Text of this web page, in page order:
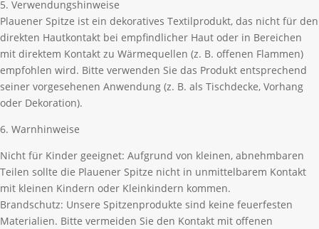
5. Verwendungshinweise
Plauener Spitze ist ein dekoratives Textilprodukt, das nicht für den
direkten Hautkontakt bei empfindlicher Haut oder in Bereichen
mit direktem Kontakt zu Wärmequellen (z. B. offenen Flammen)
empfohlen wird. Bitte verwenden Sie das Produkt entsprechend
seiner vorgesehenen Anwendung (z. B. als Tischdecke, Vorhang
oder Dekoration).
6. Warnhinweise
Nicht für Kinder geeignet: Aufgrund von kleinen, abnehmbaren
Teilen sollte die Plauener Spitze nicht in unmittelbarem Kontakt
mit kleinen Kindern oder Kleinkindern kommen.
Brandschutz: Unsere Spitzenprodukte sind keine feuerfesten
Materialien. Bitte vermeiden Sie den Kontakt mit offenen